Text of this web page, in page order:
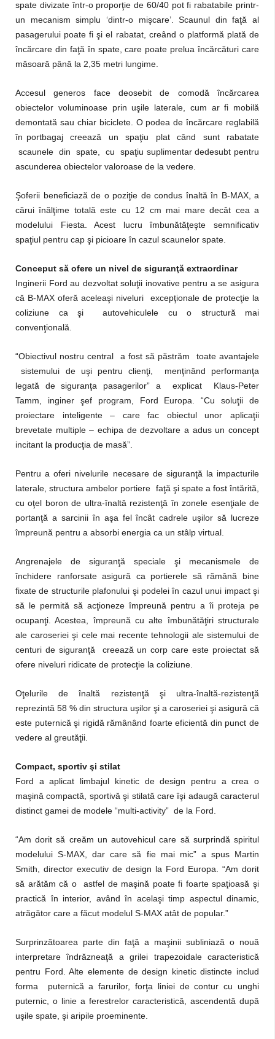
spate divizate într-o proporţie de 60/40 pot fi rabatabile printr-
un mecanism simplu ‘dintr-o mişcare’. Scaunul din faţă al
pasagerului poate fi şi el rabatat, creând o platformă plată de
încărcare din faţă în spate, care poate prelua încărcături care
măsoară până la 2,35 metri lungime.
Accesul generos face deosebit de comodă încărcarea
obiectelor voluminoase prin uşile laterale, cum ar fi mobilă
demontată sau chiar biciclete. O podea de încărcare reglabilă
în portbagaj creează un spaţiu plat când sunt rabatate
scaunele din spate, cu spaţiu suplimentar dedesubt pentru
ascunderea obiectelor valoroase de la vedere.
Şoferii beneficiază de o poziţie de condus înaltă în B-MAX, a
cărui înălţime totală este cu 12 cm mai mare decât cea a
modelului Fiesta. Acest lucru îmbunătăţeşte semnificativ
spaţiul pentru cap şi picioare în cazul scaunelor spate.
Conceput să ofere un nivel de siguranţă extraordinar
Inginerii Ford au dezvoltat soluţii inovative pentru a se asigura
că B-MAX oferă aceleaşi niveluri excepţionale de protecţie la
coliziune ca şi autovehiculele cu o structură mai
convenţională.
“Obiectivul nostru central a fost să păstrăm toate avantajele
sistemului de uşi pentru clienţi, menţinând performanţa
legată de siguranţa pasagerilor” a explicat Klaus-Peter
Tamm, inginer şef program, Ford Europa. “Cu soluţii de
proiectare inteligente – care fac obiectul unor aplicaţii
brevetate multiple – echipa de dezvoltare a adus un concept
incitant la producţia de masă”.
Pentru a oferi nivelurile necesare de siguranţă la impacturile
laterale, structura ambelor portiere faţă şi spate a fost întărită,
cu oţel boron de ultra-înaltă rezistenţă în zonele esenţiale de
portanţă a sarcinii în aşa fel încât cadrele uşilor să lucreze
împreună pentru a absorbi energia ca un stâlp virtual.
Angrenajele de siguranţă speciale şi mecanismele de
închidere ranforsate asigură ca portierele să rămână bine
fixate de structurile plafonului şi podelei în cazul unui impact şi
să le permită să acţioneze împreună pentru a îi proteja pe
ocupanţi. Acestea, împreună cu alte îmbunătăţiri structurale
ale caroseriei şi cele mai recente tehnologii ale sistemului de
centuri de siguranţă creează un corp care este proiectat să
ofere niveluri ridicate de protecţie la coliziune.
Oţelurile de înaltă rezistenţă şi ultra-înaltă-rezistenţă
reprezintă 58 % din structura uşilor şi a caroseriei şi asigură că
este puternică şi rigidă rămânând foarte eficientă din punct de
vedere al greutăţii.
Compact, sportiv şi stilat
Ford a aplicat limbajul kinetic de design pentru a crea o
maşină compactă, sportivă şi stilată care îşi adaugă caracterul
distinct gamei de modele “multi-activity” de la Ford.
“Am dorit să creăm un autovehicul care să surprindă spiritul
modelului S-MAX, dar care să fie mai mic” a spus Martin
Smith, director executiv de design la Ford Europa. “Am dorit
să arătăm că o astfel de maşină poate fi foarte spaţioasă şi
practică în interior, având în acelaşi timp aspectul dinamic,
atrăgător care a făcut modelul S-MAX atât de popular.”
Surprinzătoarea parte din faţă a maşinii subliniază o nouă
interpretare îndrăzneaţă a grilei trapezoidale caracteristică
pentru Ford. Alte elemente de design kinetic distincte includ
forma puternică a farurilor, forţa liniei de contur cu unghi
puternic, o linie a ferestrelor caracteristică, ascendentă după
uşile spate, şi aripile proeminente.